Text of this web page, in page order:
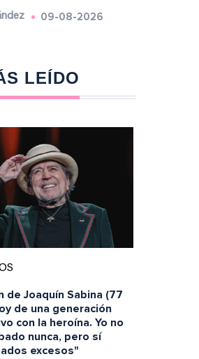
09-08-2026
LEÍDO
de Joaquín Sabina (77
de una generación
con la heroína. Yo no
nunca, pero sí
excesos"